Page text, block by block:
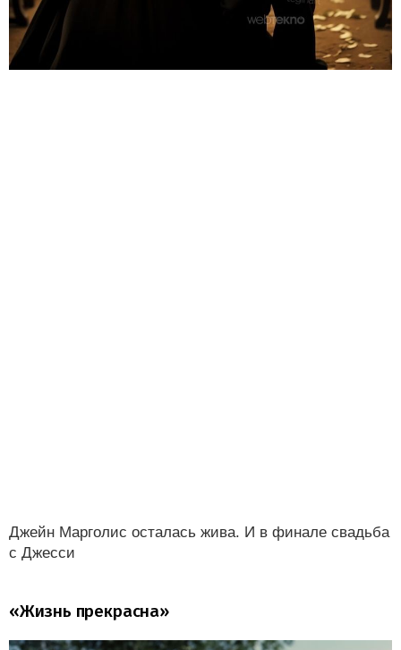
Джейн Марголис осталась жива. И в финале свадьба
с Джесси
«Жизнь прекрасна»